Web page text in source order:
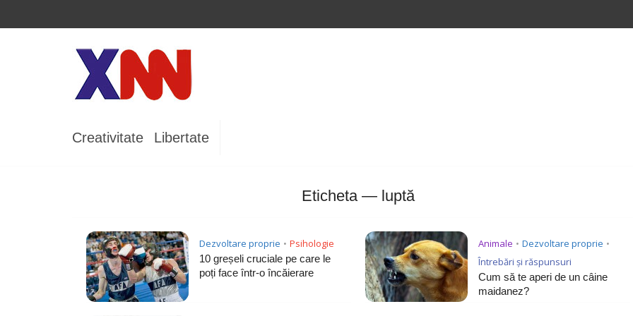
Creativitate Libertate
Eticheta — luptă
Dezvoltare proprie • Psihologie
10 greșeli cruciale pe care le
poți face într-o încăierare
Animale • Dezvoltare proprie •
Întrebări și răspunsuri
Cum să te aperi de un câine
maidanez?